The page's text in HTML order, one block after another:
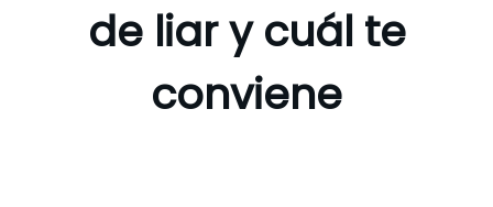
de liar y cuál te
conviene